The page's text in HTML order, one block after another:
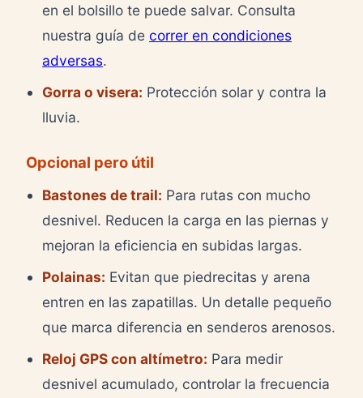
en el bolsillo te puede salvar. Consulta
nuestra guía de correr en condiciones
adversas.
Gorra o visera: Protección solar y contra la
lluvia.
Opcional pero útil
Bastones de trail: Para rutas con mucho
desnivel. Reducen la carga en las piernas y
mejoran la eficiencia en subidas largas.
Polainas: Evitan que piedrecitas y arena
entren en las zapatillas. Un detalle pequeño
que marca diferencia en senderos arenosos.
Reloj GPS con altímetro: Para medir
desnivel acumulado, controlar la frecuencia